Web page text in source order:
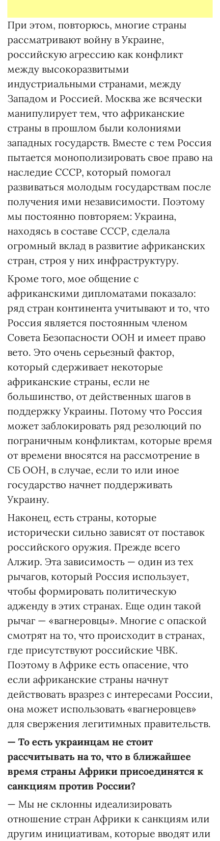
При этом, повторюсь, многие страны
рассматривают войну в Украине,
российскую агрессию как конфликт
между высокоразвитыми
индустриальными странами, между
Западом и Россией. Москва же всячески
манипулирует тем, что африканские
страны в прошлом были колониями
западных государств. Вместе с тем Россия
пытается монополизировать свое право на
наследие СССР, который помогал
развиваться молодым государствам после
получения ими независимости. Поэтому
мы постоянно повторяем: Украина,
находясь в составе СССР, сделала
огромный вклад в развитие африканских
стран, строя у них инфраструктуру.
Кроме того, мое общение с
африканскими дипломатами показало:
ряд стран континента учитывают и то, что
Россия является постоянным членом
Совета Безопасности ООН и имеет право
вето. Это очень серьезный фактор,
который сдерживает некоторые
африканские страны, если не
большинство, от действенных шагов в
поддержку Украины. Потому что Россия
может заблокировать ряд резолюций по
пограничным конфликтам, которые время
от времени вносятся на рассмотрение в
СБ ООН, в случае, если то или иное
государство начнет поддерживать
Украину.
Наконец, есть страны, которые
исторически сильно зависят от поставок
российского оружия. Прежде всего
Алжир. Эта зависимость — один из тех
рычагов, который Россия использует,
чтобы формировать политическую
адженду в этих странах. Еще один такой
рычаг — «вагнеровцы». Многие с опаской
смотрят на то, что происходит в странах,
где присутствуют российские ЧВК.
Поэтому в Африке есть опасение, что
если африканские страны начнут
действовать вразрез с интересами России,
она может использовать «вагнеровцев»
для свержения легитимных правительств.
— То есть украинцам не стоит
рассчитывать на то, что в ближайшее
время страны Африки присоединятся к
санкциям против России?
— Мы не склонны идеализировать
отношение стран Африки к санкциям или
другим инициативам, которые вводят или